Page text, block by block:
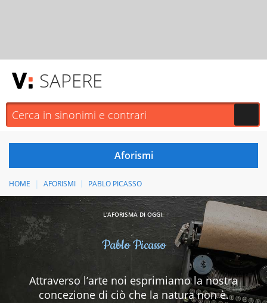
SAPERE
HOME AFORISMI PABLO PICASSO
L'AFORISMA DI OGGI:
Pablo Picasso
Attraverso l’arte noi esprimiamo la nostra
concezione di ciò che la natura non è.